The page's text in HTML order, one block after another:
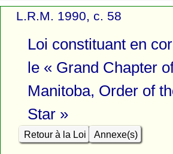
L.R.M. 1990, c. 58
Loi constituant en
le « Grand Chapter
Manitoba, Order of
Star »
Retour à la Loi Annexe(s)